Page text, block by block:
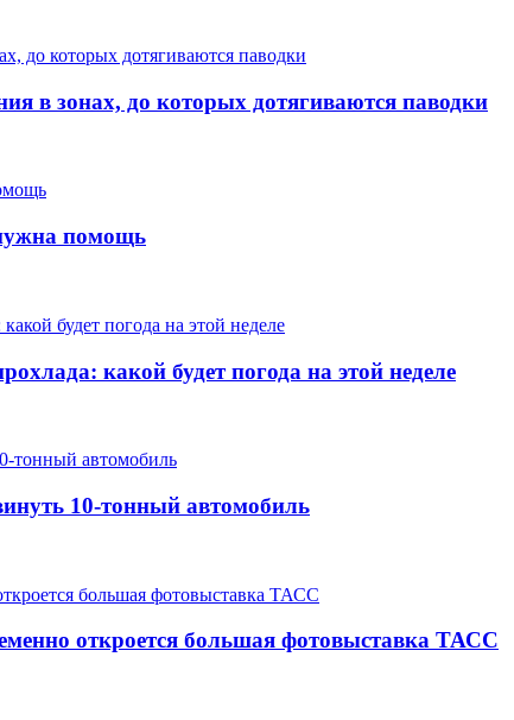
в зонах, до которых дотягиваются паводки
помощь
какой будет погода на этой неделе
10-тонный автомобиль
откроется большая фотовыставка ТАСС